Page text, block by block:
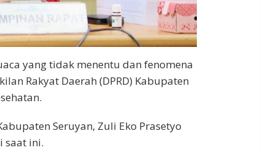
yang tidak menentu dan fenomena
Rakyat Daerah (DPRD) Kabupaten
Seruyan, Zuli Eko Prasetyo
saat ini.